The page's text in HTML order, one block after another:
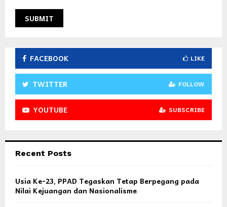
FACEBOOK LIKE
TWITTER FOLLOW
YOUTUBE SUBSCRIBE
Recent Posts
Usia Ke-23, PPAD Tegaskan Tetap Berpegang pada
Nilai Kejuangan dan Nasionalisme